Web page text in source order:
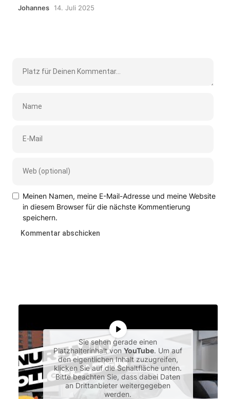
Johannes 14. Juli 2025
Meinen Namen, meine E-Mail-Adresse und meine Website
in diesem Browser für die nächste Kommentierung
speichern.
Sie sehen gerade einen
Platzhalterinhalt vonYouTube. Um auf
den eigentlichen Inhalt zuzugreifen,
klicken Sie auf die Schaltfläche unten.
Bitte beachten Sie, dass dabei Daten
an Drittanbieter weitergegeben
werden.